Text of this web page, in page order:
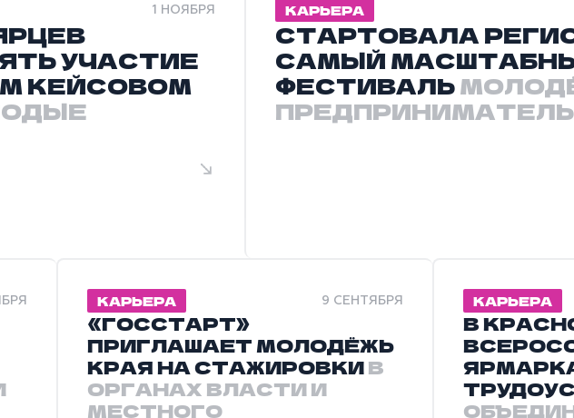
1 НОЯБРЯ
УЧАСТИЕ
КЕЙСОВОМ
КАРЬЕРА
СТАРТОВАЛА
САМЫЙ
ФЕСТИВАЛЬ
КАРЬЕРА 9 СЕНТЯБРЯ
«ГОССТАРТ»
ПРИГЛАШАЕТ МОЛОДЁЖЬ
КРАЯ НА СТАЖИРОВКИВ
ОРГАНАХ ВЛАСТИ И
МЕСТНОГО
КАРЬЕРА
В